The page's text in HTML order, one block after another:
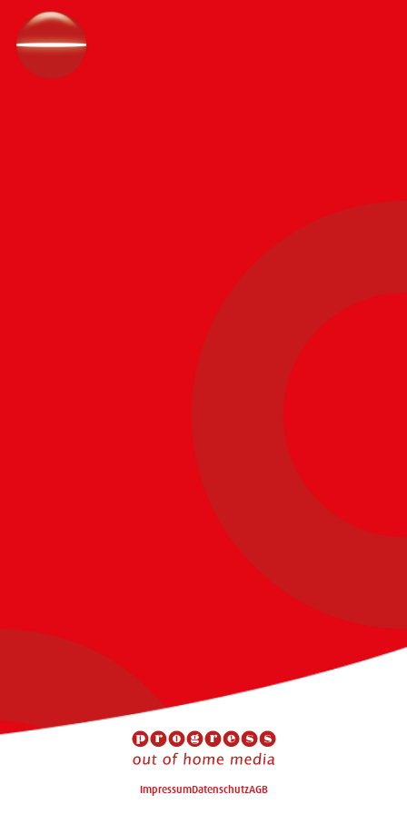
ImpressumDatenschutzAGB